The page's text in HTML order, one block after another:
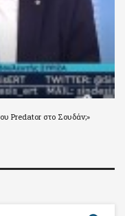
Predator στο Σουδάν;»